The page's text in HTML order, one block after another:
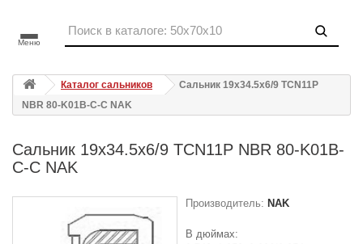
Меню
Каталог сальников
Сальник 19x34.5x6/9 TCN11P
NBR 80-K01B-C-C NAK
Сальник 19x34.5x6/9 TCN11P NBR 80-K01B-
C-C NAK
Производитель: NAK
В дюймах: